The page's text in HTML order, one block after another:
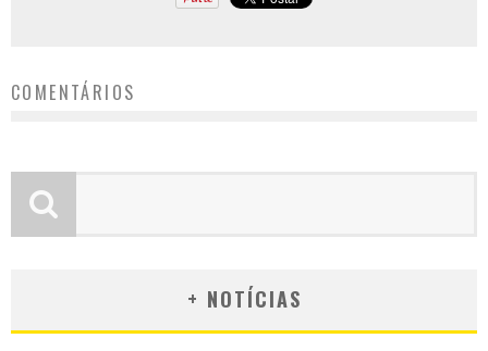
COMENTÁRIOS
+ NOTÍCIAS